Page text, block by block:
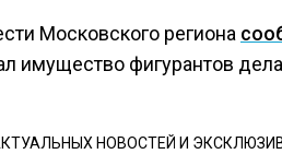
Московского региона
имущество фигурантов
НОВОСТЕЙ И